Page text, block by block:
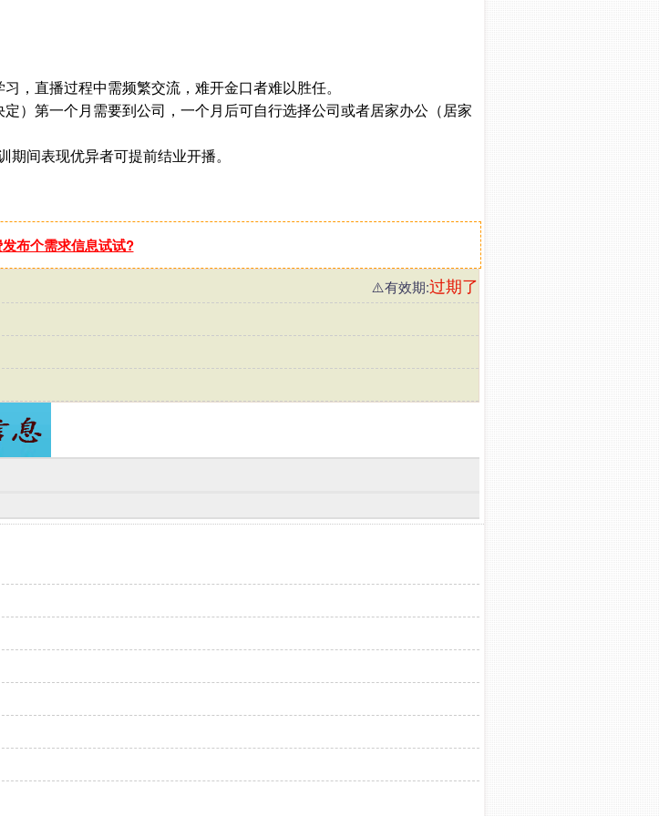
，直播过程中需频繁交流，难开金口者难以胜任。
）第一个月需要到公司，一个月后可自行选择公司或者居家办公（居家
间表现优异者可提前结业开播。
布个需求信息试试?
⚠️有效期:过期了